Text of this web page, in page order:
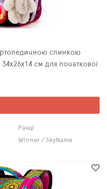
спинкою
Ранці
Winner / SkyName